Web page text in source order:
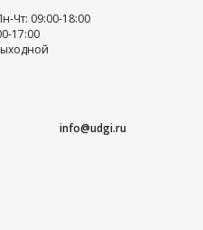
Чт: 09:00-18:00
17:00
info@udgi.ru